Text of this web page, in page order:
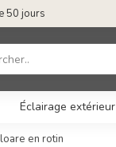
50 jours
Éclairage extérieur
en rotin